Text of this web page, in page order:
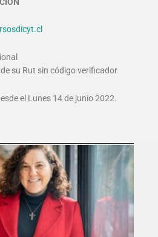
su Rut sin código verificador
el Lunes 14 de junio 2022.